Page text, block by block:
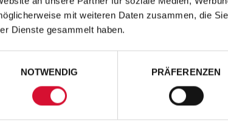
mit weiteren Daten zusammen, die
Dienste gesammelt haben.
NOTWENDIG
PRÄFERENZEN
MEDIA